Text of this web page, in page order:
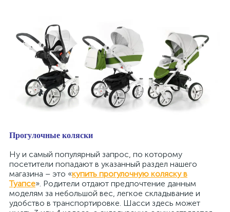
Прогулочные коляски
Ну и самый популярный запрос, по которому
посетители попадают в указанный раздел нашего
магазина – это «купить прогулочную коляску в
Туапсе». Родители отдают предпочтение данным
моделям за небольшой вес, легкое складывание и
удобство в транспортировке. Шасси здесь может